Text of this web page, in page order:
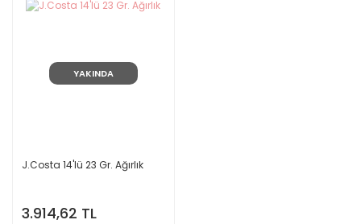
YAKINDA
J.Costa 14'lü 23 Gr. Ağırlık
3.914,62 TL